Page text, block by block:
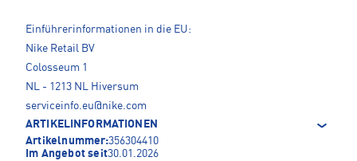
Einführerinformationen in die EU:
Nike Retail BV
Colosseum 1
NL - 1213 NL Hiversum
serviceinfo.eu@nike.com
ARTIKELINFORMATIONEN
Artikelnummer:356304410
Im Angebot seit30.01.2026